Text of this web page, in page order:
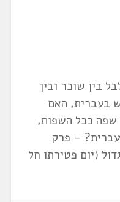
בין שוכר ובין
בעברית, האם
שפה ככל השפות,
– פרק
(יום פטירתו חל